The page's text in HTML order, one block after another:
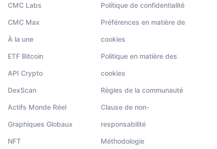
CMC Labs
CMC Max
À la une
ETF Bitcoin
API Crypto
DexScan
Actifs Monde Réel
Graphiques Globaux
NFT
Politique de confidentialité
Préférences en matière de
cookies
Politique en matière des
cookies
Règles de la communauté
Clause de non-
responsabilité
Méthodologie